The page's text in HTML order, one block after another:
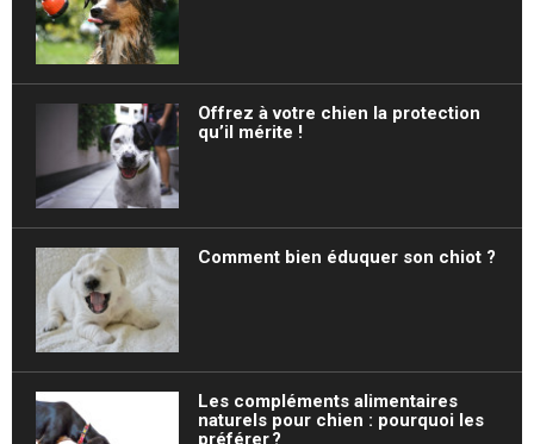
Offrez à votre chien la protection
qu’il mérite !
Comment bien éduquer son chiot ?
Les compléments alimentaires
naturels pour chien : pourquoi les
préférer ?